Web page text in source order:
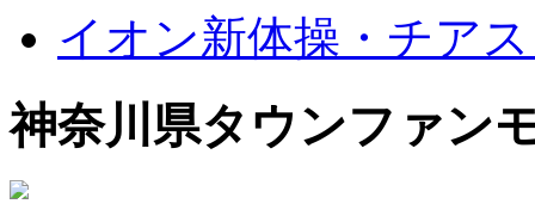
イオン新体操・チア
神奈川県タウンファン